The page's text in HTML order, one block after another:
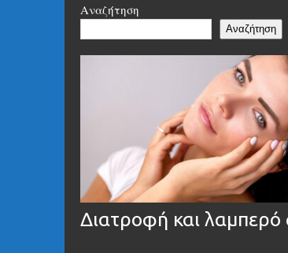
Αναζήτηση
Αναζήτηση
Διατροφή και λαμπερό